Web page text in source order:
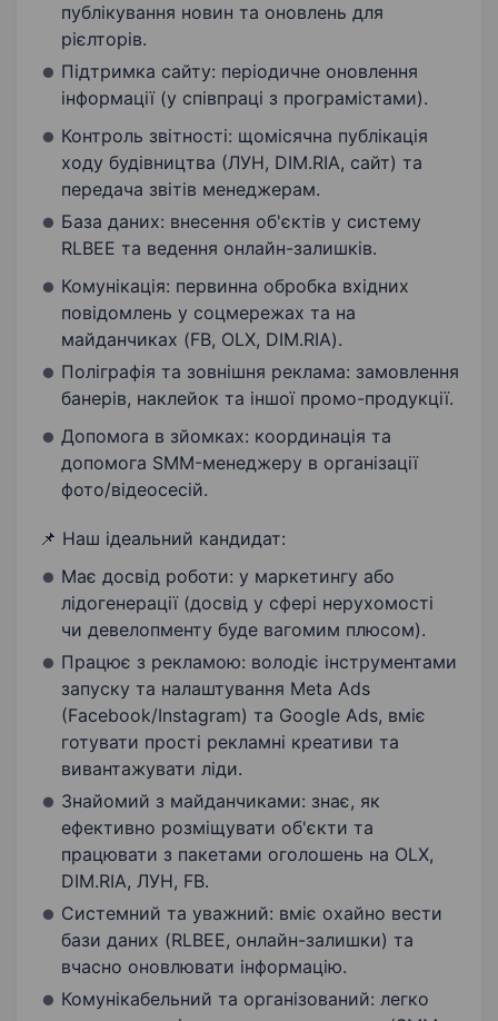
публікування новин та оновлень для
рієлторів.
Підтримка сайту: періодичне оновлення
інформації (у співпраці з програмістами).
​Контроль звітності: щомісячна публікація
ходу будівництва (ЛУН, DIM.RIA, сайт) та
передача звітів менеджерам.
База даних: внесення об'єктів у систему
RLBEE та ведення онлайн-залишків.
Комунікація: первинна обробка вхідних
повідомлень у соцмережах та на
майданчиках (FB, OLX, DIM.RIA).
Поліграфія та зовнішня реклама: замовлення
банерів, наклейок та іншої промо-продукції.
Допомога в зйомках: координація та
допомога SMM-менеджеру в організації
фото/відеосесій.
📌 ​​Наш ідеальний кандидат:
​Має досвід роботи: у маркетингу або
лідогенерації (досвід у сфері нерухомості
чи девелопменту буде вагомим плюсом).
​Працює з рекламою: володіє інструментами
запуску та налаштування Meta Ads
(Facebook/Instagram) та Google Ads, вміє
готувати прості рекламні креативи та
вивантажувати ліди.
Знайомий з майданчиками: знає, як
ефективно розміщувати об'єкти та
працювати з пакетами оголошень на OLX,
DIM.RIA, ЛУН, FB.
​Системний та уважний: вміє охайно вести
бази даних (RLBEE, онлайн-залишки) та
вчасно оновлювати інформацію.
​Комунікабельний та організований: легко